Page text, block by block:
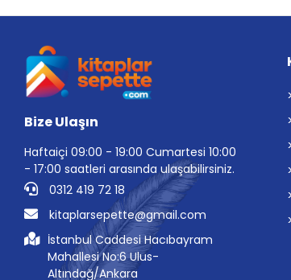
Bize Ulaşın
Haftaiçi 09:00 - 19:00 Cumartesi 10:00
- 17:00 saatleri arasında ulaşabilirsiniz.
0312 419 72 18
kitaplarsepette@gmail.com
İstanbul Caddesi Hacıbayram
Mahallesi No:6 Ulus-
Altındağ/Ankara